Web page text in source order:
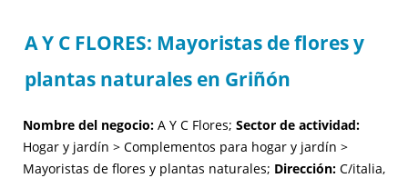
A Y C FLORES: Mayoristas de flores y
plantas naturales en Griñón
Nombre del negocio: A Y C Flores; Sector de actividad:
Hogar y jardín > Complementos para hogar y jardín >
Mayoristas de flores y plantas naturales; Dirección: C/italia,